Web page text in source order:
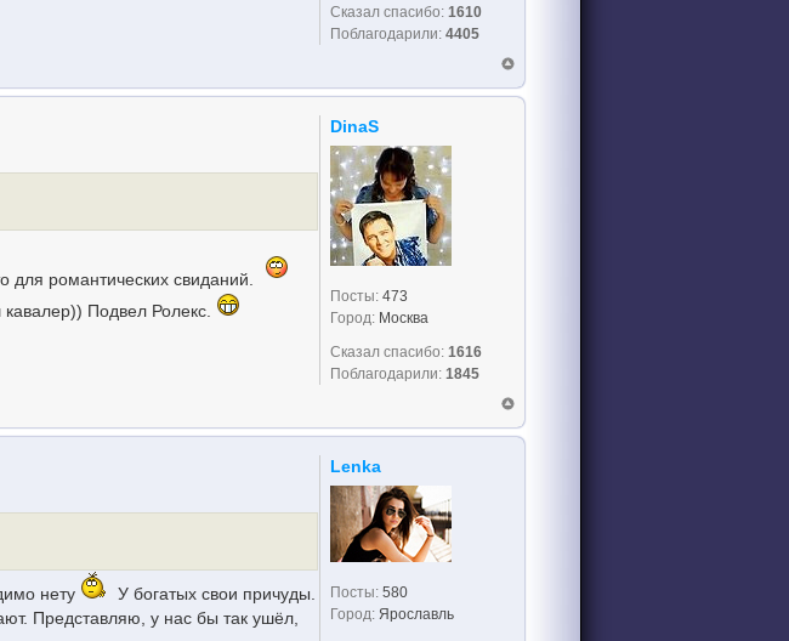
Сказал спасибо: 1610
Поблагодарили: 4405
для романтических свиданий.
Подвел Ролекс.
DinaS
Посты: 473
Город: Москва
Сказал спасибо: 1616
Поблагодарили: 1845
нету
У богатых свои причуды.
Представляю, у нас бы так ушёл,
Lenka
Посты: 580
Город: Ярославль